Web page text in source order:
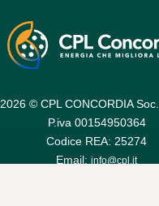
2026 © CPL CONCORDIA
P.iva 00154950364
Codice REA: 25274
Email: info@cpl.it